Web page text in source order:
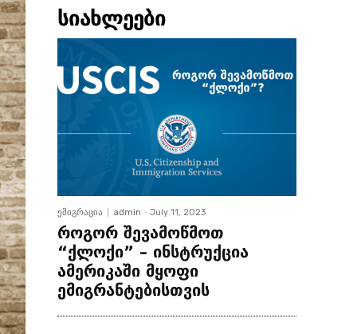
სიახლეები
ემიგრაცია admin - July 11, 2023
როგორ შევამოწმოთ
“ქლოქი” – ინსტრუქცია
ამერიკაში მყოფი
ემიგრანტებისთვის